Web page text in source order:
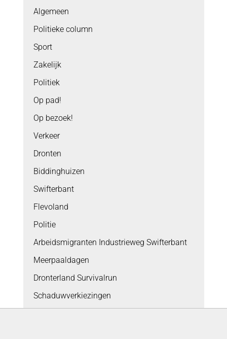
Algemeen
Politieke column
Sport
Zakelijk
Politiek
Op pad!
Op bezoek!
Verkeer
Dronten
Biddinghuizen
Swifterbant
Flevoland
Politie
Arbeidsmigranten Industrieweg Swifterbant
Meerpaaldagen
Dronterland Survivalrun
Schaduwverkiezingen